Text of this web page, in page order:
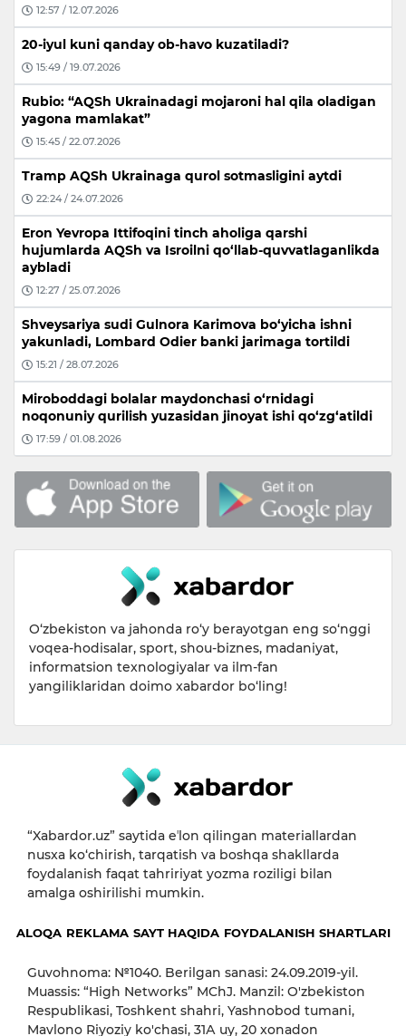
12:57 / 12.07.2026
20-iyul kuni qanday ob-havo kuzatiladi?
15:49 / 19.07.2026
Rubio: “AQSh Ukrainadagi mojaroni hal qila oladigan
yagona mamlakat”
15:45 / 22.07.2026
Tramp AQSh Ukrainaga qurol sotmasligini aytdi
22:24 / 24.07.2026
Eron Yevropa Ittifoqini tinch aholiga qarshi
hujumlarda AQSh va Isroilni qo‘llab-quvvatlaganlikda
aybladi
12:27 / 25.07.2026
Shveysariya sudi Gulnora Karimova bo‘yicha ishni
yakunladi, Lombard Odier banki jarimaga tortildi
15:21 / 28.07.2026
Miroboddagi bolalar maydonchasi o‘rnidagi
noqonuniy qurilish yuzasidan jinoyat ishi qo‘zg‘atildi
17:59 / 01.08.2026
O‘zbekiston va jahonda ro‘y berayotgan eng so‘nggi
voqea-hodisalar, sport, shou-biznes, madaniyat,
informatsion texnologiyalar va ilm-fan
yangiliklaridan doimo xabardor bo‘ling!
“Xabardor.uz” saytida eʼlon qilingan materiallardan
nusxa ko‘chirish, tarqatish va boshqa shakllarda
foydalanish faqat tahririyat yozma roziligi bilan
amalga oshirilishi mumkin.
ALOQA REKLAMA SAYT HAQIDA FOYDALANISH SHARTLARI
Guvohnoma: №1040. Berilgan sanasi: 24.09.2019-yil.
Muassis: “High Networks” MChJ. Manzil: O'zbekiston
Respublikasi, Toshkent shahri, Yashnobod tumani,
Mavlono Riyoziy ko'chasi, 31А uy, 20 xonadon